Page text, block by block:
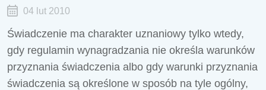
04 lut 2010
Świadczenie ma charakter uznaniowy tylko wtedy,
gdy regulamin wynagradzania nie określa warunków
przyznania świadczenia albo gdy warunki przyznania
świadczenia są określone w sposób na tyle ogólny,